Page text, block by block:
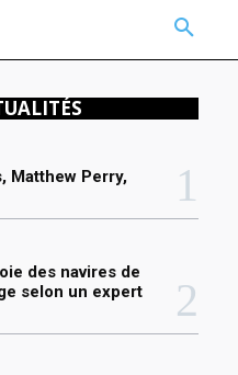
MORE
Matthew Perry,
des navires de
selon un expert